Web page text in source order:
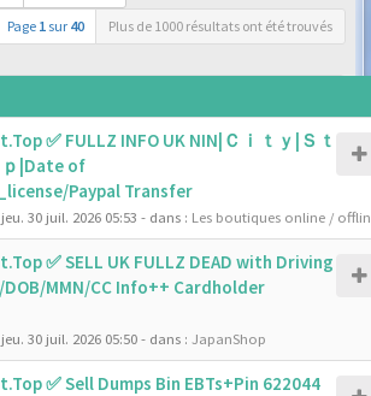
Page 1 sur 40 Plus de 1000 résultats ont été trouvés
✅ FULLZ INFO UK NIN|Ｃｉｔｙ|Ｓｔ
|Date of
Paypal Transfer
30 juil. 2026 05:53 - dans : Les boutiques online /
✅ SELL UK FULLZ DEAD with Driving
DOB/MMN/CC Info++ Cardholder
30 juil. 2026 05:50- dans : JapanShop
✅ Sell Dumps Bin EBTs+Pin 622044